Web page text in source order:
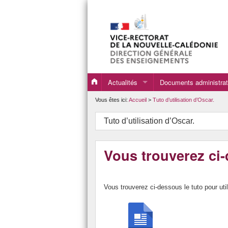
Actualités
Documents
Ouvrir une session
Fermer une session
Matériels
Vous êtes ici: Accueil > Tuto d’utilisation d’Oscar.
Tuto d’utilisation d’Oscar.
Vous trouverez
Vous trouverez ci-dessous le tuto pour